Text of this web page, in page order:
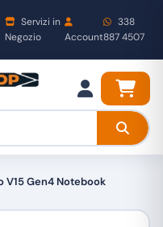
Servizi in
Negozio
Account
338
887 4507
V15 Gen4 Notebook